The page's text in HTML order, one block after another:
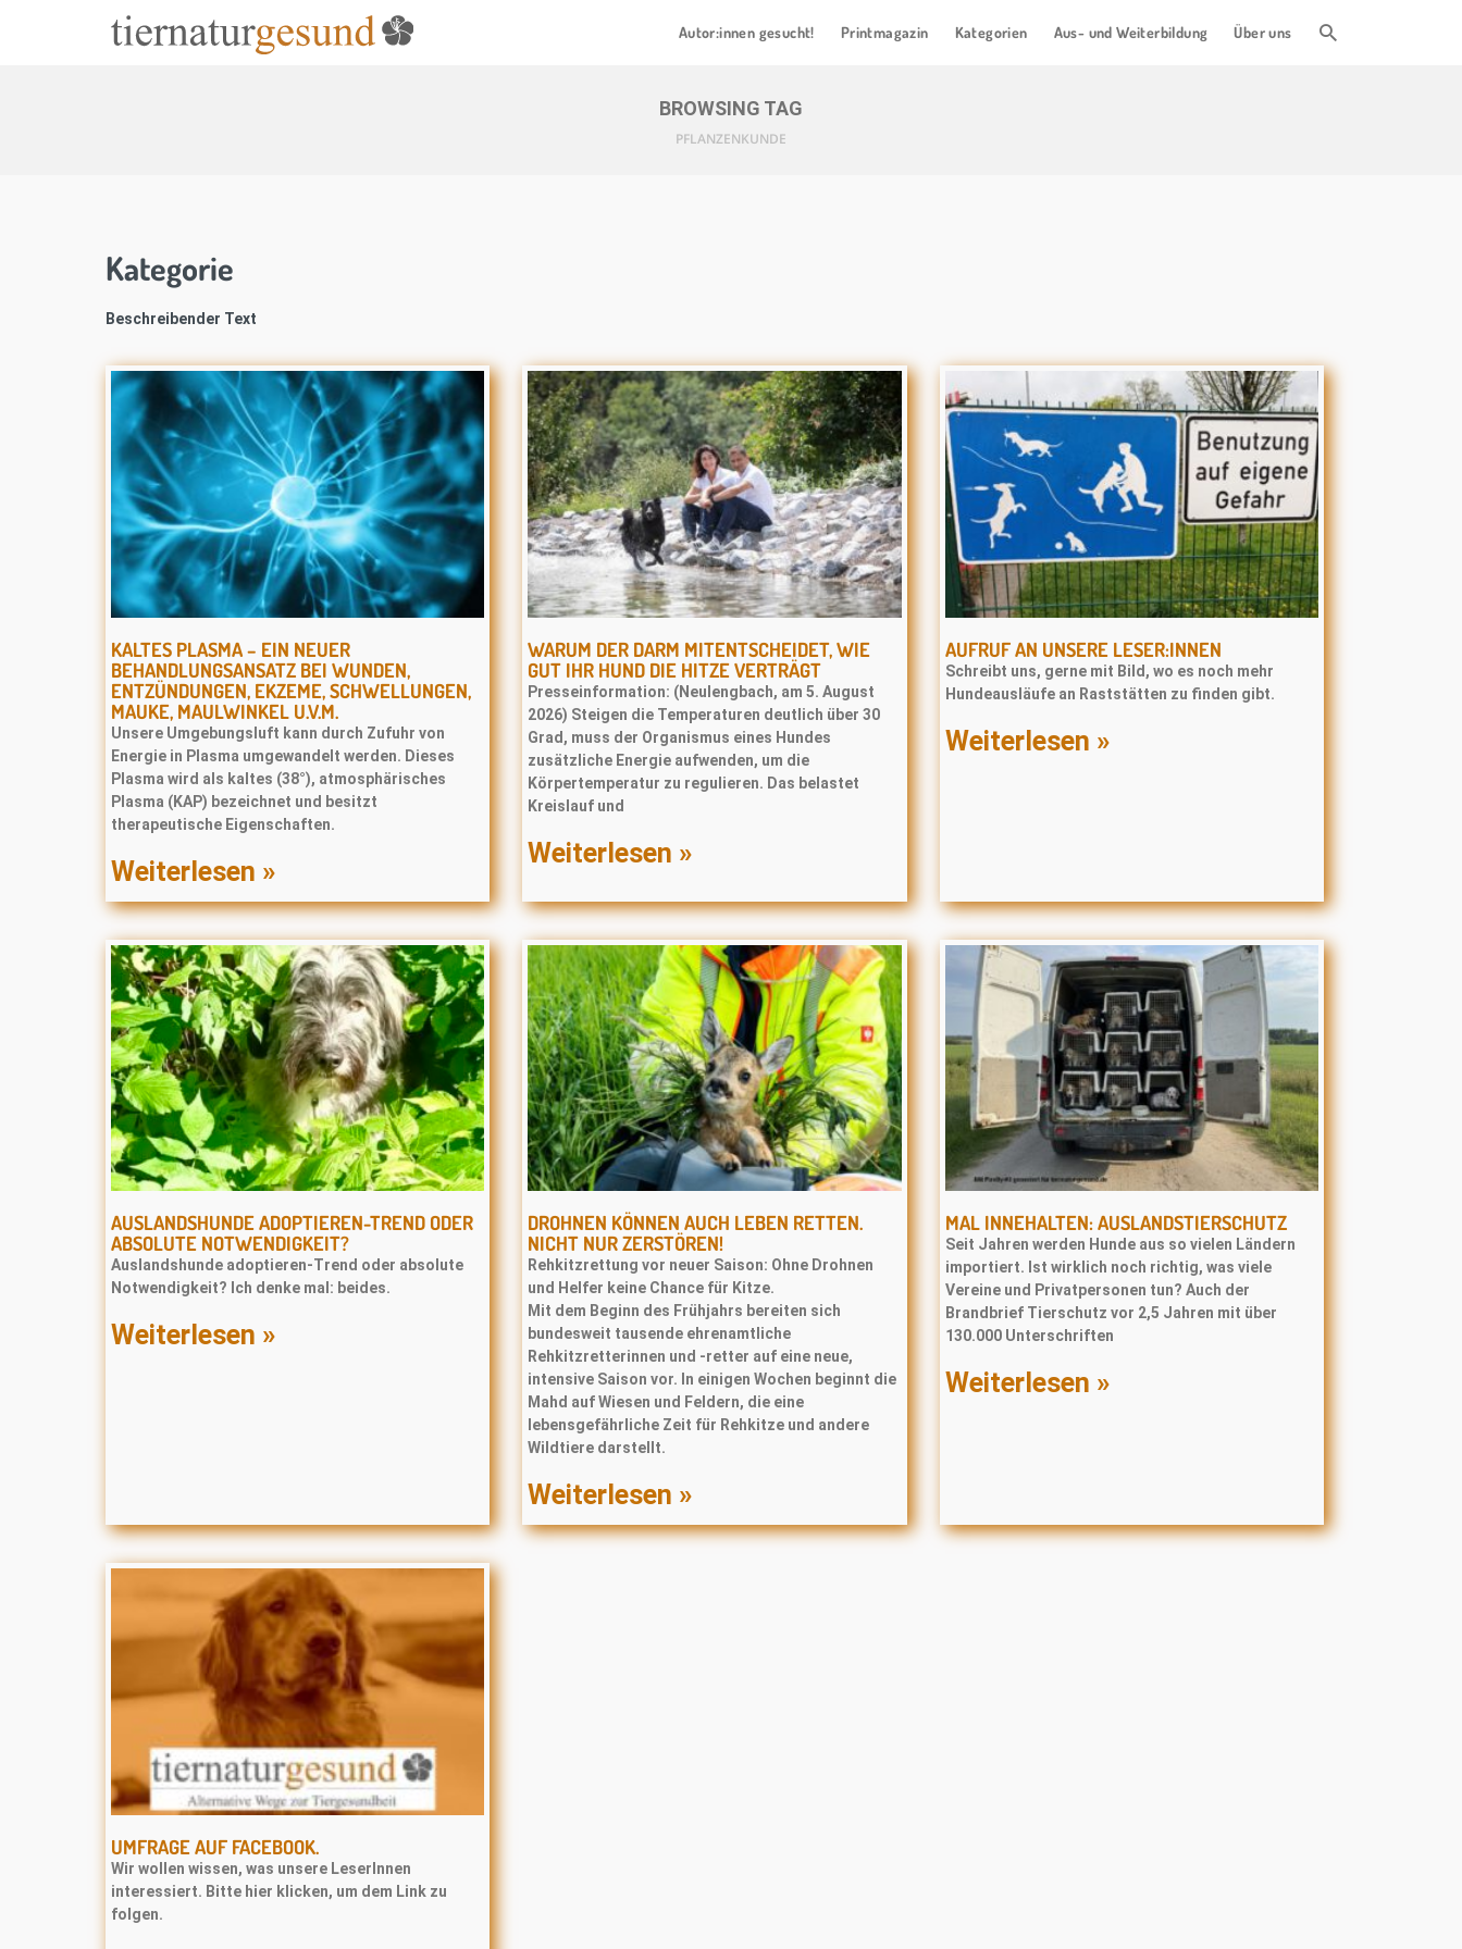
Autor:innen gesucht! Printmagazin Kategorien Aus- und Weiterbildung Über uns
BROWSING TAG
PFLANZENKUNDE
Kategorie
Beschreibender Text
KALTES PLASMA – EIN NEUER
BEHANDLUNGSANSATZ BEI WUNDEN,
ENTZÜNDUNGEN, EKZEME, SCHWELLUNGEN,
MAUKE, MAULWINKEL U.V.M.
Unsere Umgebungsluft kann durch Zufuhr von
Energie in Plasma umgewandelt werden. Dieses
Plasma wird als kaltes (38°), atmosphärisches
Plasma (KAP) bezeichnet und besitzt
therapeutische Eigenschaften.
Weiterlesen »
WARUM DER DARM MITENTSCHEIDET, WIE
GUT IHR HUND DIE HITZE VERTRÄGT
Presseinformation: (Neulengbach, am 5. August
2026) Steigen die Temperaturen deutlich über 30
Grad, muss der Organismus eines Hundes
zusätzliche Energie aufwenden, um die
Körpertemperatur zu regulieren. Das belastet
Kreislauf und
Weiterlesen »
AUFRUF AN UNSERE LESER:INNEN
Schreibt uns, gerne mit Bild, wo es noch mehr
Hundeausläufe an Raststätten zu finden gibt.
Weiterlesen »
AUSLANDSHUNDE ADOPTIEREN-TREND ODER
ABSOLUTE NOTWENDIGKEIT?
Auslandshunde adoptieren-Trend oder absolute
Notwendigkeit? Ich denke mal: beides.
Weiterlesen »
DROHNEN KÖNNEN AUCH LEBEN RETTEN.
NICHT NUR ZERSTÖREN!
Rehkitzrettung vor neuer Saison: Ohne Drohnen
und Helfer keine Chance für Kitze.
Mit dem Beginn des Frühjahrs bereiten sich
bundesweit tausende ehrenamtliche
Rehkitzretterinnen und -retter auf eine neue,
intensive Saison vor. In einigen Wochen beginnt die
Mahd auf Wiesen und Feldern, die eine
lebensgefährliche Zeit für Rehkitze und andere
Wildtiere darstellt.
Weiterlesen »
MAL INNEHALTEN: AUSLANDSTIERSCHUTZ
Seit Jahren werden Hunde aus so vielen Ländern
importiert. Ist wirklich noch richtig, was viele
Vereine und Privatpersonen tun? Auch der
Brandbrief Tierschutz vor 2,5 Jahren mit über
130.000 Unterschriften
Weiterlesen »
UMFRAGE AUF FACEBOOK.
Wir wollen wissen, was unsere LeserInnen
interessiert. Bitte hier klicken, um dem Link zu
folgen.